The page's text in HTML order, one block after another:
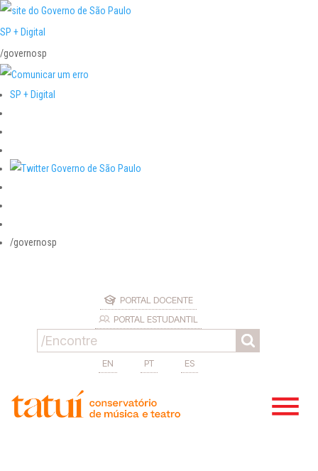
SP + Digital
/governosp
SP + Digital
/governosp
PORTAL DOCENTE
PORTAL ESTUDANTIL
EN PT ES